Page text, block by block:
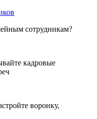
сотрудникам?
кадровые
воронку,